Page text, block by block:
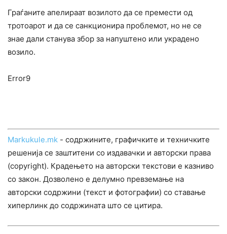
Граѓаните апелираат возилото да се премести од
тротоарот и да се санкционира проблемот, но не се
знае дали станува збор за напуштено или украдено
возило.
Error9
Markukule.mk - содржините, графичките и техничките
решенија се заштитени со издавачки и авторски права
(copyright). Крадењето на авторски текстови е казниво
со закон. Дозволено е делумно превземање на
авторски содржини (текст и фотографии) со ставање
хиперлинк до содржината што се цитира.